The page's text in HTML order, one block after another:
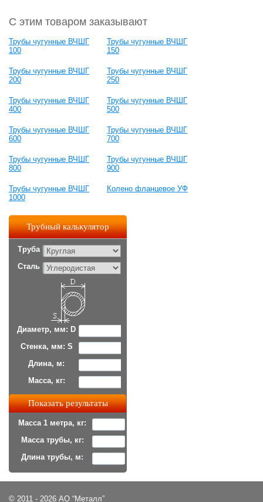
С этим товаром заказывают
Трубы чугунные ВЧШГ
100
Трубы чугунные ВЧШГ
150
Трубы чугунные ВЧШГ
200
Трубы чугунные ВЧШГ
250
Трубы чугунные ВЧШГ
400
Трубы чугунные ВЧШГ
500
Трубы чугунные ВЧШГ
600
Трубы чугунные ВЧШГ
700
Трубы чугунные ВЧШГ
800
Трубы чугунные ВЧШГ
900
Трубы чугунные ВЧШГ
1000
Колено фланцевое УФ
Трубный калькулятор
Труба
Сталь
Диаметр, мм: D
Стенка, мм: S
Длина, м:
Масса, кг:
Масса 1 метра, кг:
Масса трубы, кг:
Длина трубы, м:
© 2011 - 2026 АО “Металл”